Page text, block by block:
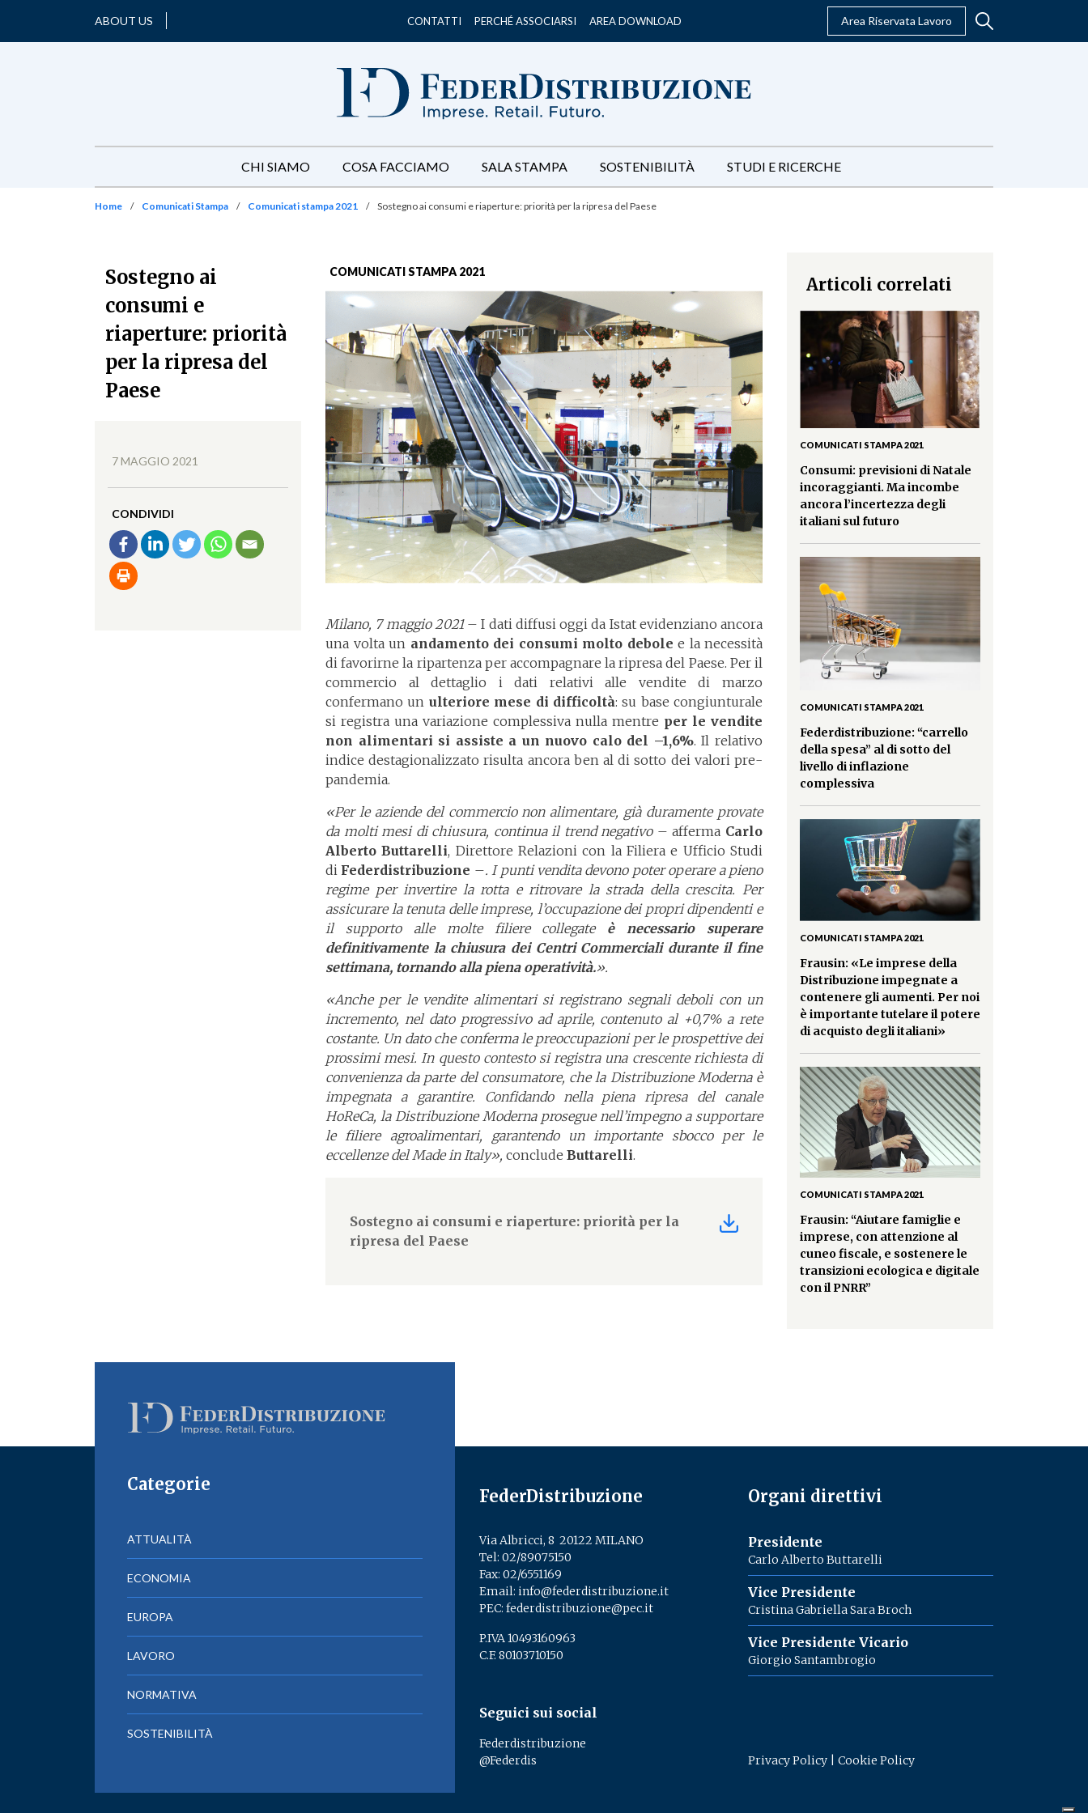
ABOUT US CONTATTI PERCHÉ ASSOCIARSI AREA DOWNLOAD Area Riservata Lavoro
CHI SIAMO COSA FACCIAMO SALA STAMPA SOSTENIBILITÀ STUDI E RICERCHE
Home / Comunicati Stampa / Comunicati stampa 2021 / Sostegno ai consumi e riaperture: priorità per la ripresa del Paese
Sostegno ai
consumi e
riaperture: priorità
per la ripresa del
Paese
7 MAGGIO 2021
CONDIVIDI
COMUNICATI STAMPA 2021
Milano, 7 maggio 2021– I dati diffusi oggi da Istat evidenziano ancora
una volta un andamento dei consumi molto debole e la necessità
di favorirne la ripartenza per accompagnare la ripresa del Paese. Per il
commercio al dettaglio i dati relativi alle vendite di marzo
confermano un ulteriore mese di difficoltà: su base congiunturale
si registra una variazione complessiva nulla mentre per le vendite
non alimentari si assiste a un nuovo calo del –1,6%. Il relativo
indice destagionalizzato risulta ancora ben al di sotto dei valori pre-
pandemia.
«Per le aziende del commercio non alimentare, già duramente provate
da molti mesi di chiusura, continua il trend negativo – afferma Carlo
Alberto Buttarelli, Direttore Relazioni con la Filiera e Ufficio Studi
di Federdistribuzione –. I punti vendita devono poter operare a pieno
regime per invertire la rotta e ritrovare la strada della crescita. Per
assicurare la tenuta delle imprese, l’occupazione dei propri dipendenti e
il supporto alle molte filiere collegate è necessario superare
definitivamente la chiusura dei Centri Commerciali durante il fine
settimana, tornando alla piena operatività.».
«Anche per le vendite alimentari si registrano segnali deboli con un
incremento, nel dato progressivo ad aprile, contenuto al +0,7% a rete
costante. Un dato che conferma le preoccupazioni per le prospettive dei
prossimi mesi. In questo contesto si registra una crescente richiesta di
convenienza da parte del consumatore, che la Distribuzione Moderna è
impegnata a garantire. Confidando nella piena ripresa del canale
HoReCa, la Distribuzione Moderna prosegue nell’impegno a supportare
le filiere agroalimentari, garantendo un importante sbocco per le
eccellenze del Made in Italy», conclude Buttarelli.
Sostegno ai consumi e riaperture: priorità per la
ripresa del Paese
Articoli correlati
COMUNICATI STAMPA 2021
Consumi: previsioni di Natale
incoraggianti. Ma incombe
ancora l’incertezza degli
italiani sul futuro
COMUNICATI STAMPA 2021
Federdistribuzione: “carrello
della spesa” al di sotto del
livello di inflazione
complessiva
COMUNICATI STAMPA 2021
Frausin: «Le imprese della
Distribuzione impegnate a
contenere gli aumenti. Per noi
è importante tutelare il potere
di acquisto degli italiani»
COMUNICATI STAMPA 2021
Frausin: “Aiutare famiglie e
imprese, con attenzione al
cuneo fiscale, e sostenere le
transizioni ecologica e digitale
con il PNRR”
Categorie
ATTUALITÀ
ECONOMIA
EUROPA
LAVORO
NORMATIVA
SOSTENIBILITÀ
FederDistribuzione
Via Albricci, 8 ­ 20122 MILANO
Tel: 02/89075150
Fax: 02/6551169
Email: info@federdistribuzione.it
PEC: federdistribuzione@pec.it
P.IVA 10493160963
C.F. 80103710150
Seguici sui social
Federdistribuzione
@Federdis
Organi direttivi
Presidente
Carlo Alberto Buttarelli
Vice Presidente
Cristina Gabriella Sara Broch
Vice Presidente Vicario
Giorgio Santambrogio
Privacy Policy |Cookie Policy